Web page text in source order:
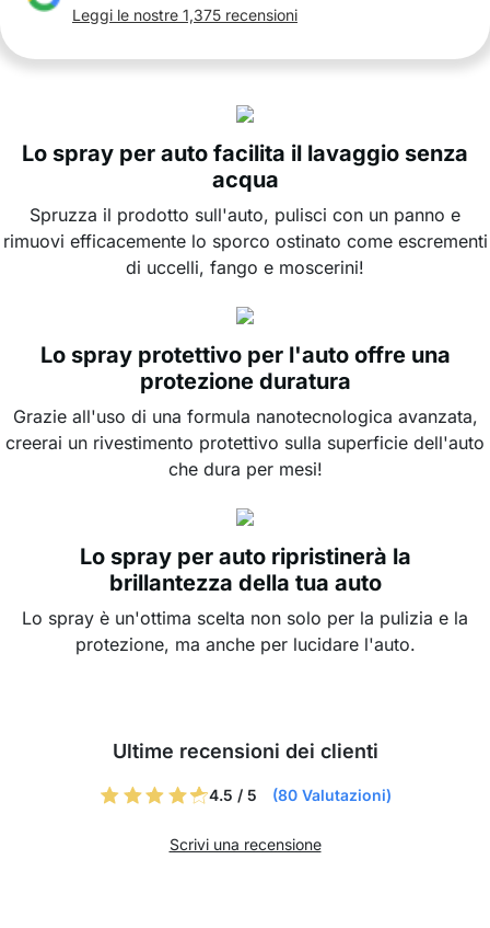
Leggi le nostre 1,375 recensioni
Lo spray per auto facilita il lavaggio senza
acqua
Spruzza il prodotto sull'auto, pulisci con un panno e
rimuovi efficacemente lo sporco ostinato come escrementi
di uccelli, fango e moscerini!
Lo spray protettivo per l'auto offre una
protezione duratura
Grazie all'uso di una formula nanotecnologica avanzata,
creerai un rivestimento protettivo sulla superficie dell'auto
che dura per mesi!
Lo spray per auto ripristinerà la
brillantezza della tua auto
Lo spray è un'ottima scelta non solo per la pulizia e la
protezione, ma anche per lucidare l'auto.
Ultime recensioni dei clienti
4.5 / 5 (80 Valutazioni)
Scrivi una recensione